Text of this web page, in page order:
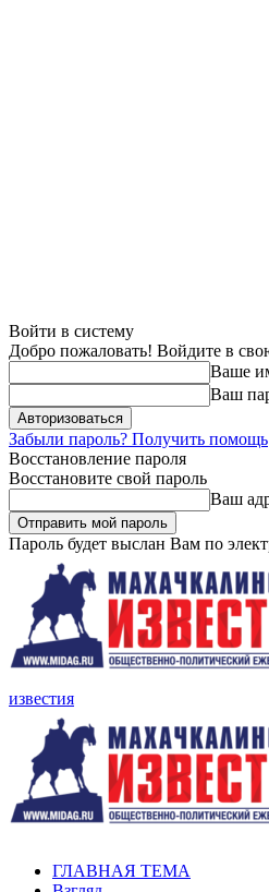
Войти в систему
Добро пожаловать! Войдите в
Ваше
Ваш
Забыли пароль? Получить помощь
Восстановление пароля
Восстановите свой пароль
Ваш
Пароль будет выслан Вам по
известия
ГЛАВНАЯ ТЕМА